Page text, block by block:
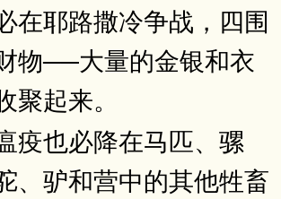
在耶路撒冷争战，四围
物──大量的金银和衣
聚起来。
疫也必降在马匹、骡
、驴和营中的其他牲畜